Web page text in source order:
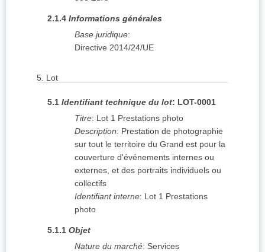
2.1.4 Informations générales
Base juridique:
Directive 2014/24/UE
5. Lot
5.1 Identifiant technique du lot: LOT-0001
Titre: Lot 1 Prestations photo
Description: Prestation de photographie
sur tout le territoire du Grand est pour la
couverture d'événements internes ou
externes, et des portraits individuels ou
collectifs
Identifiant interne: Lot 1 Prestations
photo
5.1.1 Objet
Nature du marché: Services